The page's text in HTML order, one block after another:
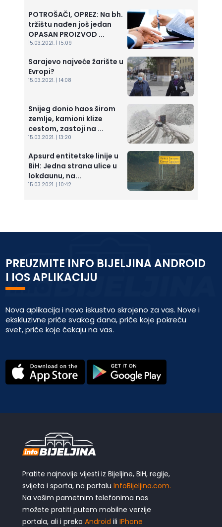
POTROŠAČI, OPREZ: Na bh.
tržištu nađen još jedan
OPASAN PROIZVOD ...
15.03.2021. | 15:09
Sarajevo najveće žarište u
Evropi?
15.03.2021. | 14:08
Snijeg donio haos širom
zemlje, kamioni klize
cestom, zastoji na ...
15.03.2021. | 13:20
Apsurd entitetske linije u
BiH: Jedna strana ulice u
lokdaunu, na...
15.03.2021. | 10:42
PREUZMITE INFO BIJELJINA ANDROID
I IOS APLIKACIJU
Nova aplikacija i novo iskustvo skrojeno za vas. Nove i
ekskluzivne priče svakog dana, priče koje pokreću
svet, priče koje čekaju na vas.
Pratite najnovije vijesti iz Bijeljine, BiH, regije,
svijeta i sporta, na portalu InfoBijeljina.com.
Na vašim pametnim telefonima nas
možete pratiti putem mobilne verzije
portala, ali i preko Android ili IPhone